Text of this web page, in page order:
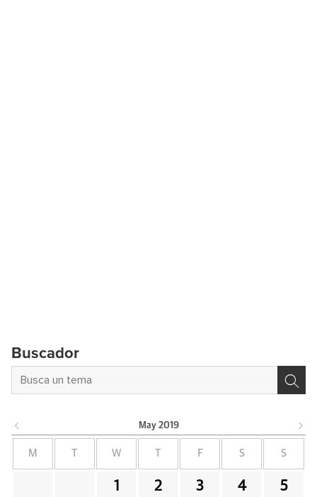
Buscador
May 2019
M W F S S
1 2 3 4 5